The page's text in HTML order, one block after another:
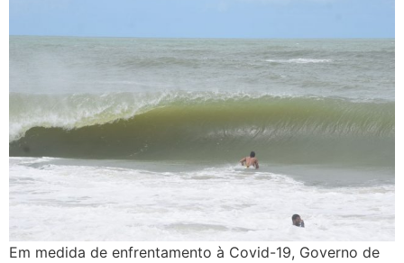
Em medida de enfrentamento à Covid-19, Governo de